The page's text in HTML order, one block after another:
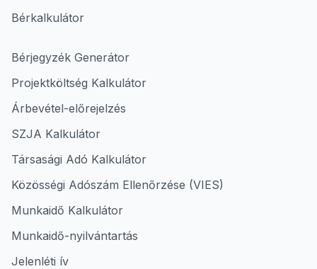
Bérkalkulátor
Bérjegyzék Generátor
Projektköltség Kalkulátor
Árbevétel-előrejelzés
SZJA Kalkulátor
Társasági Adó Kalkulátor
Közösségi Adószám Ellenőrzése (VIES)
Munkaidő Kalkulátor
Munkaidő-nyilvántartás
Jelenléti ív